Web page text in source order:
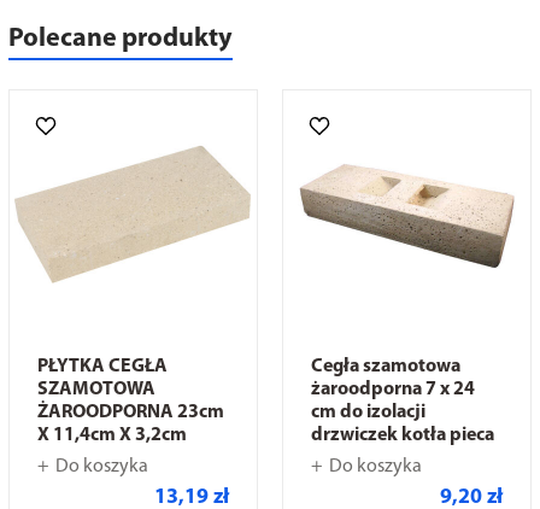
Polecane produkty
PŁYTKA CEGŁA
SZAMOTOWA
ŻAROODPORNA 23cm
X 11,4cm X 3,2cm
Do koszyka
13,19 zł
Cegła szamotowa
żaroodporna 7 x 24
cm do izolacji
drzwiczek kotła pieca
Do koszyka
9,20 zł